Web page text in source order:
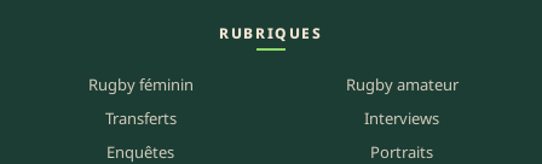
RUBRIQUES
Rugby féminin
Rugby amateur
Transferts
Interviews
Enquêtes
Portraits